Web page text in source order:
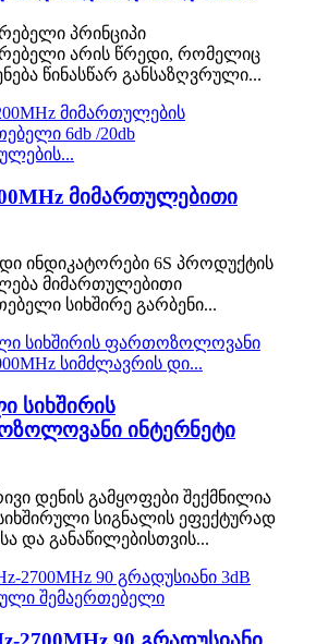
პრინციპი
არის წრედი, რომელიც
წინასწარ განსაზღვრული...
მიმართულებითი
ინდიკატორები 6S პროდუქტის
მიმართულებითი
სიხშირე გარბენი...
სიხშირის
ინტერნეტი
დენის გამყოფები შექმნილია
სიგნალის ეფექტურად
და განაწილებისთვის...